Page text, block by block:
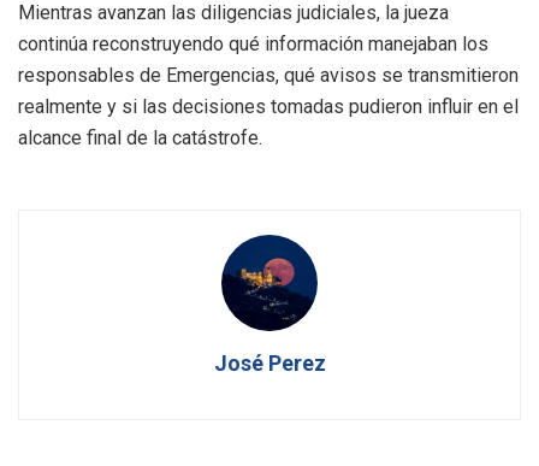
Mientras avanzan las diligencias judiciales, la jueza
continúa reconstruyendo qué información manejaban los
responsables de Emergencias, qué avisos se transmitieron
realmente y si las decisiones tomadas pudieron influir en el
alcance final de la catástrofe.
José Perez